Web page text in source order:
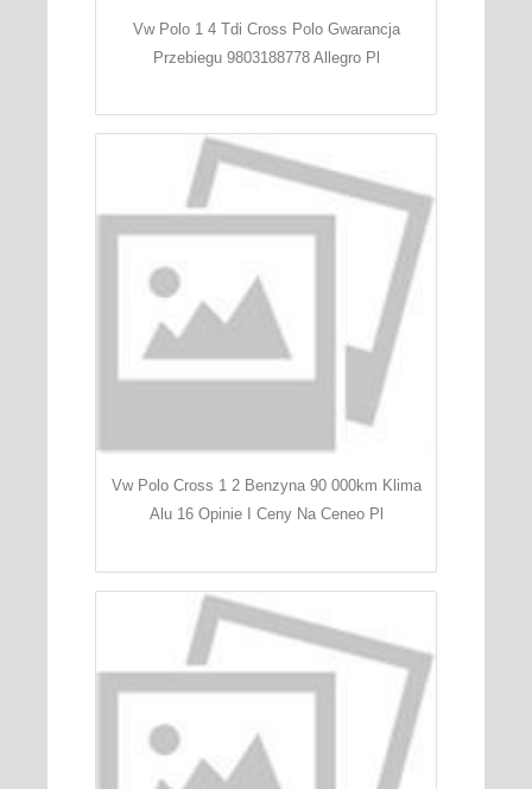
Vw Polo 1 4 Tdi Cross Polo Gwarancja
Przebiegu 9803188778 Allegro Pl
Vw Polo Cross 1 2 Benzyna 90 000km Klima
Alu 16 Opinie I Ceny Na Ceneo Pl